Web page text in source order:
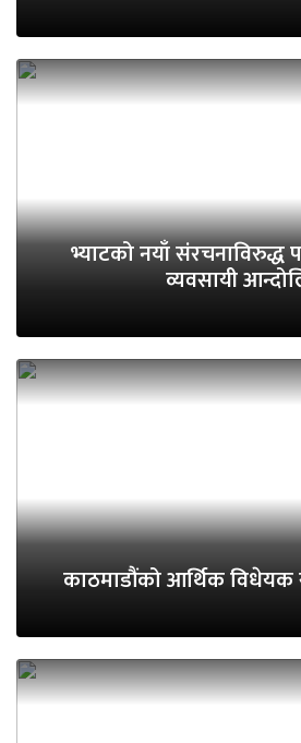
भ्याटको नयाँ संरचनाविरुद्ध
व्यवसायी
काठमाडौंको आर्थिक विधेयक